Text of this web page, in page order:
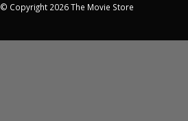
© Copyright 2026 The Movie Store